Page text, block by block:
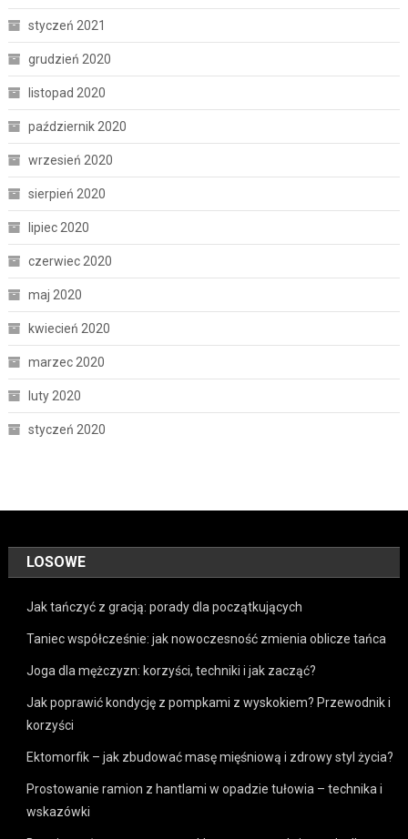
styczeń 2021
grudzień 2020
listopad 2020
październik 2020
wrzesień 2020
sierpień 2020
lipiec 2020
czerwiec 2020
maj 2020
kwiecień 2020
marzec 2020
luty 2020
styczeń 2020
LOSOWE
Jak tańczyć z gracją: porady dla początkujących
Taniec współcześnie: jak nowoczesność zmienia oblicze tańca
Joga dla mężczyzn: korzyści, techniki i jak zacząć?
Jak poprawić kondycję z pompkami z wyskokiem? Przewodnik i
korzyści
Ektomorfik – jak zbudować masę mięśniową i zdrowy styl życia?
Prostowanie ramion z hantlami w opadzie tułowia – technika i
wskazówki